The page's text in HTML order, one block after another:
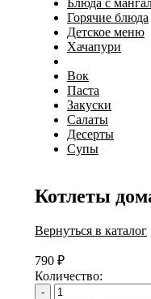
Блюда с
Горячие блюда
Детское меню
Хачапури
Вок
Паста
Закуски
Салаты
Десерты
Супы
Котлеты
Вернуться в каталог
790 ₽
Количество:
-